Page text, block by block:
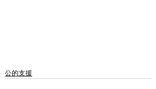
公的支援